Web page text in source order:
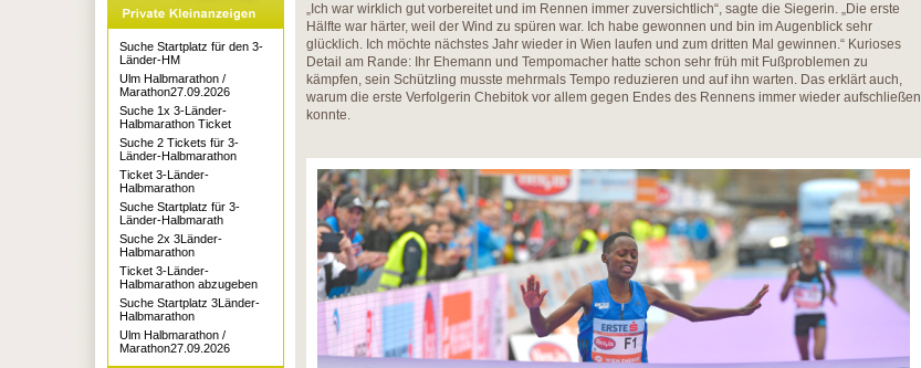
„Ich war wirklich gut vorbereitet und im Rennen immer zuversichtlich“, sagte die Siegerin. „Die erste
Hälfte war härter, weil der Wind zu spüren war. Ich habe gewonnen und bin im Augenblick sehr
glücklich. Ich möchte nächstes Jahr wieder in Wien laufen und zum dritten Mal gewinnen.“ Kurioses
Detail am Rande: Ihr Ehemann und Tempomacher hatte schon sehr früh mit Fußproblemen zu
kämpfen, sein Schützling musste mehrmals Tempo reduzieren und auf ihn warten. Das erklärt auch,
warum die erste Verfolgerin Chebitok vor allem gegen Endes des Rennens immer wieder aufschließen
konnte.
Suche Startplatz für den 3-
Länder-HM
Ulm Halbmarathon /
Marathon27.09.2026
Suche 1x 3-Länder-
Halbmarathon Ticket
Suche 2 Tickets für 3-
Länder-Halbmarathon
Ticket 3-Länder-
Halbmarathon
Suche Startplatz für 3-
Länder-Halbmarath
Suche 2x 3Länder-
Halbmarathon
Ticket 3-Länder-
Halbmarathon abzugeben
Suche Startplatz 3Länder-
Halbmarathon
Ulm Halbmarathon /
Marathon27.09.2026